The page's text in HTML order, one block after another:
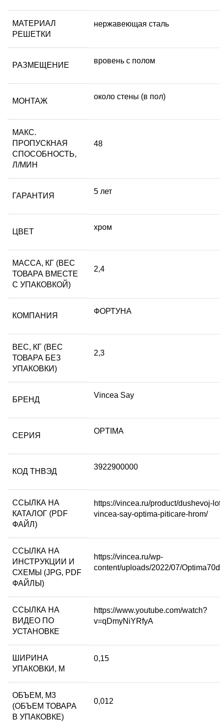
МАТЕРИАЛ
РЕШЕТКИ
нержавеющая сталь
РАЗМЕЩЕНИЕ
вровень с полом
МОНТАЖ
около стены (в пол)
МАКС.
ПРОПУСКНАЯ
СПОСОБНОСТЬ,
Л/МИН
48
ГАРАНТИЯ
5 лет
ЦВЕТ
хром
МАССА, КГ (ВЕС
ТОВАРА ВМЕСТЕ
С УПАКОВКОЙ)
2,4
КОМПАНИЯ
ФОРТУНА
ВЕС, КГ (ВЕС
ТОВАРА БЕЗ
УПАКОВКИ)
2,3
БРЕНД
Vincea Say
СЕРИЯ
OPTIMA
КОД ТНВЭД
3922900000
ССЫЛКА НА
КАТАЛОГ (PDF
ФАЙЛ)
https://vincea.ru/product/dushevoj-
vincea-say-optima-piticare-hrom/
ССЫЛКА НА
ИНСТРУКЦИИ И
СХЕМЫ (JPG, PDF
ФАЙЛЫ)
https://vincea.ru/wp-
content/uploads/2022/07/
ССЫЛКА НА
ВИДЕО ПО
УСТАНОВКЕ
https://www.youtube.com/watch?
v=qDmyNiYRfyA
ШИРИНА
УПАКОВКИ, М
0,15
ОБЪЕМ, М3
(ОБЪЕМ ТОВАРА
В УПАКОВКЕ)
0,012